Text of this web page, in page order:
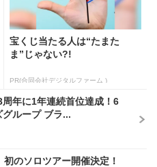
宝くじ当たる人は“たまた
ま”じゃない?!
PR(合同会社デジタルファーム )
年に1年連続首位達成！6
グループ ブラ...
のソロツアー開催決定！